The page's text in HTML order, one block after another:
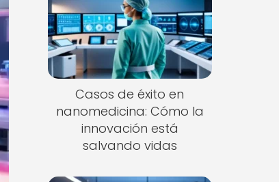
Casos de éxito en
nanomedicina: Cómo la
innovación está
salvando vidas